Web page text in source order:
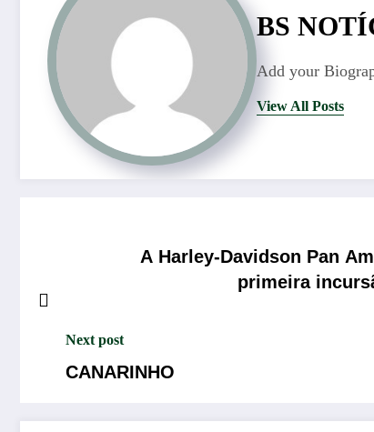
BS
Add your
View All Posts
A Harley-Davidson Pan
primeira
Next post
CANARINHO